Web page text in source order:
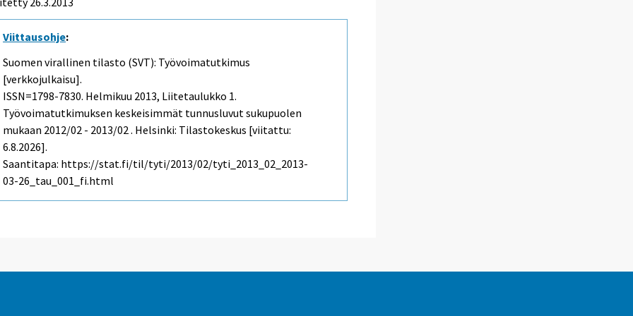
Viittausohje:
Suomen virallinen tilasto (SVT): Työvoimatutkimus
[verkkojulkaisu].
ISSN=1798-7830. Helmikuu 2013, Liitetaulukko 1.
Työvoimatutkimuksen keskeisimmät tunnusluvut sukupuolen
mukaan 2012/02 - 2013/02 . Helsinki: Tilastokeskus [viitattu:
6.8.2026].
Saantitapa: https://stat.fi/til/tyti/2013/02/tyti_2013_02_2013-
03-26_tau_001_fi.html